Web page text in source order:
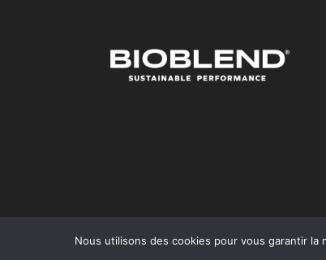
Conçu parElegant Themes| Alimenté
Nous utilisons des cookies pour vous garantir